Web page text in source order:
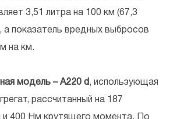
3,51 литра на 100 км (67,3
а показатель вредных выбросов
на км.
модель – A220 d , использующая
рассчитанный на 187
и 400 Нм крутящего момента. По